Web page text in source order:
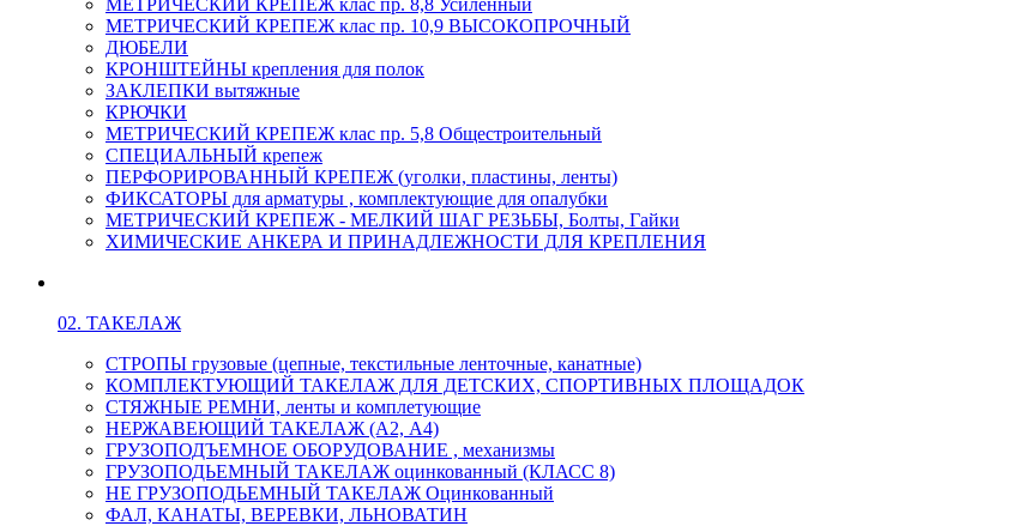
МЕТРИЧЕСКИЙ КРЕПЕЖ клас пр. 8,8 Усиленный
МЕТРИЧЕСКИЙ КРЕПЕЖ клас пр. 10,9 ВЫСОКОПРОЧНЫЙ
ДЮБЕЛИ
КРОНШТЕЙНЫ крепления для полок
ЗАКЛЕПКИ вытяжные
КРЮЧКИ
МЕТРИЧЕСКИЙ КРЕПЕЖ клас пр. 5,8 Общестроительный
СПЕЦИАЛЬНЫЙ крепеж
ПЕРФОРИРОВАННЫЙ КРЕПЕЖ (уголки, пластины, ленты)
ФИКСАТОРЫ для арматуры , комплектующие для опалубки
МЕТРИЧЕСКИЙ КРЕПЕЖ - МЕЛКИЙ ШАГ РЕЗЬБЫ, Болты, Гайки
ХИМИЧЕСКИЕ АНКЕРА И ПРИНАДЛЕЖНОСТИ ДЛЯ КРЕПЛЕНИЯ
02. ТАКЕЛАЖ
СТРОПЫ грузовые (цепные, текстильные ленточные, канатные)
КОМПЛЕКТУЮЩИЙ ТАКЕЛАЖ ДЛЯ ДЕТСКИХ, СПОРТИВНЫХ ПЛОЩАДОК
СТЯЖНЫЕ РЕМНИ, ленты и комплетующие
НЕРЖАВЕЮЩИЙ ТАКЕЛАЖ (А2, А4)
ГРУЗОПОДЪЕМНОЕ ОБОРУДОВАНИЕ , механизмы
ГРУЗОПОДЬЕМНЫЙ ТАКЕЛАЖ оцинкованный (КЛАСС 8)
НЕ ГРУЗОПОДЬЕМНЫЙ ТАКЕЛАЖ Оцинкованный
ФАЛ, КАНАТЫ, ВЕРЕВКИ, ЛЬНОВАТИН